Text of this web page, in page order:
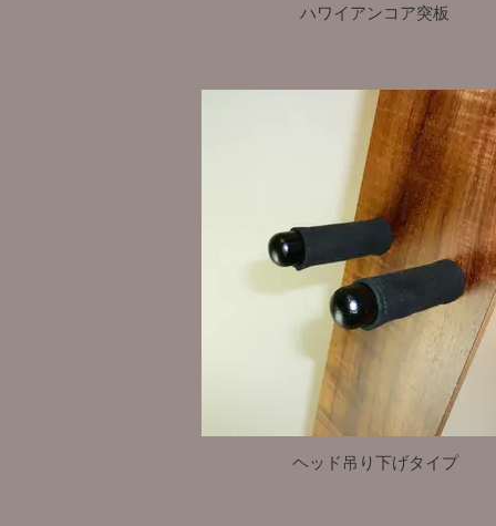
ハワイアンコア突板
ヘッド吊り下げタイプ